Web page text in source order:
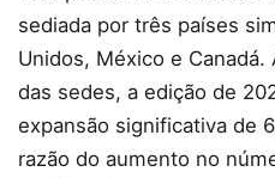
sediada por três países
Unidos, México e
das sedes, a edição de
expansão significativa de
razão do aumento no